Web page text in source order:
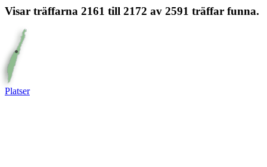
Visar träffarna 2161 till 2172 av 2591 träffar funna.
Platser